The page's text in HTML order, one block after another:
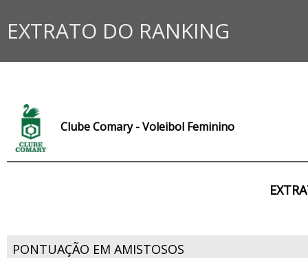
EXTRATO DO RANKING
Clube Comary - Voleibol Feminino
PONTUAÇÃO EM AMISTOSOS